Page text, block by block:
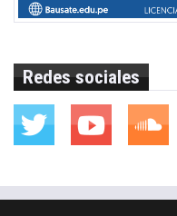
Redes sociales